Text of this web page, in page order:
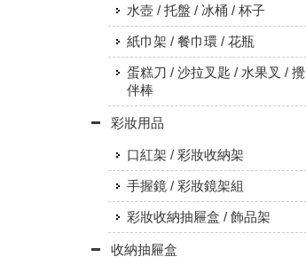
水壺 / 托盤 / 冰桶 / 杯子
紙巾架 / 餐巾環 / 花瓶
蛋糕刀 / 沙拉叉匙 / 水果叉 / 攪
伴棒
彩妝用品
口紅架 / 彩妝收納架
手握鏡 / 彩妝鏡架組
彩妝收納抽屜盒 / 飾品架
收納抽屜盒